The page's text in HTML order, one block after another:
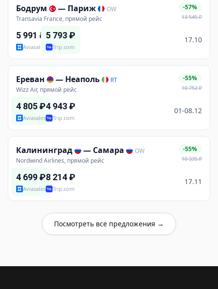
Бодрум — Париж
OW
Transavia France, прямой рейс
-57%
13 545₽
5 991 ₽
Aviasales
5 793₽
Trip.com
17.10
Ереван — Неаполь
RT
Wizz Air, прямой рейс
-55%
10 752₽
4 805₽
Aviasales
4 943₽
Trip.com
01-08.12
Калининград — Самара
OW
Nordwind Airlines, прямой рейс
-55%
10 335₽
4 699₽
Aviasales
8 214₽
Trip.com
17.11
Посмотреть все предложения →